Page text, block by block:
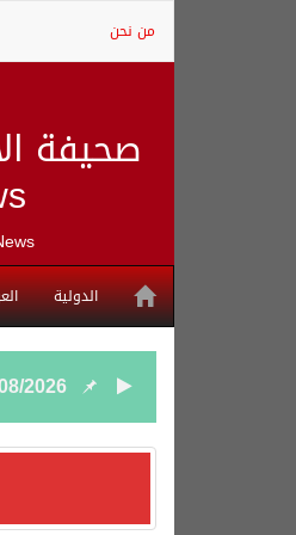
من نحن
صحيفة
الدولية
2026
2026